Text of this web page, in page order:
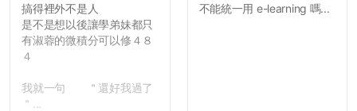
搞得裡外不是人
是不是想以後讓學弟妹都只
有淑蓉的微積分可以修４８
４
我就一句 ＂還好我過了
＂...
不能統一用 e-learning 嗎...